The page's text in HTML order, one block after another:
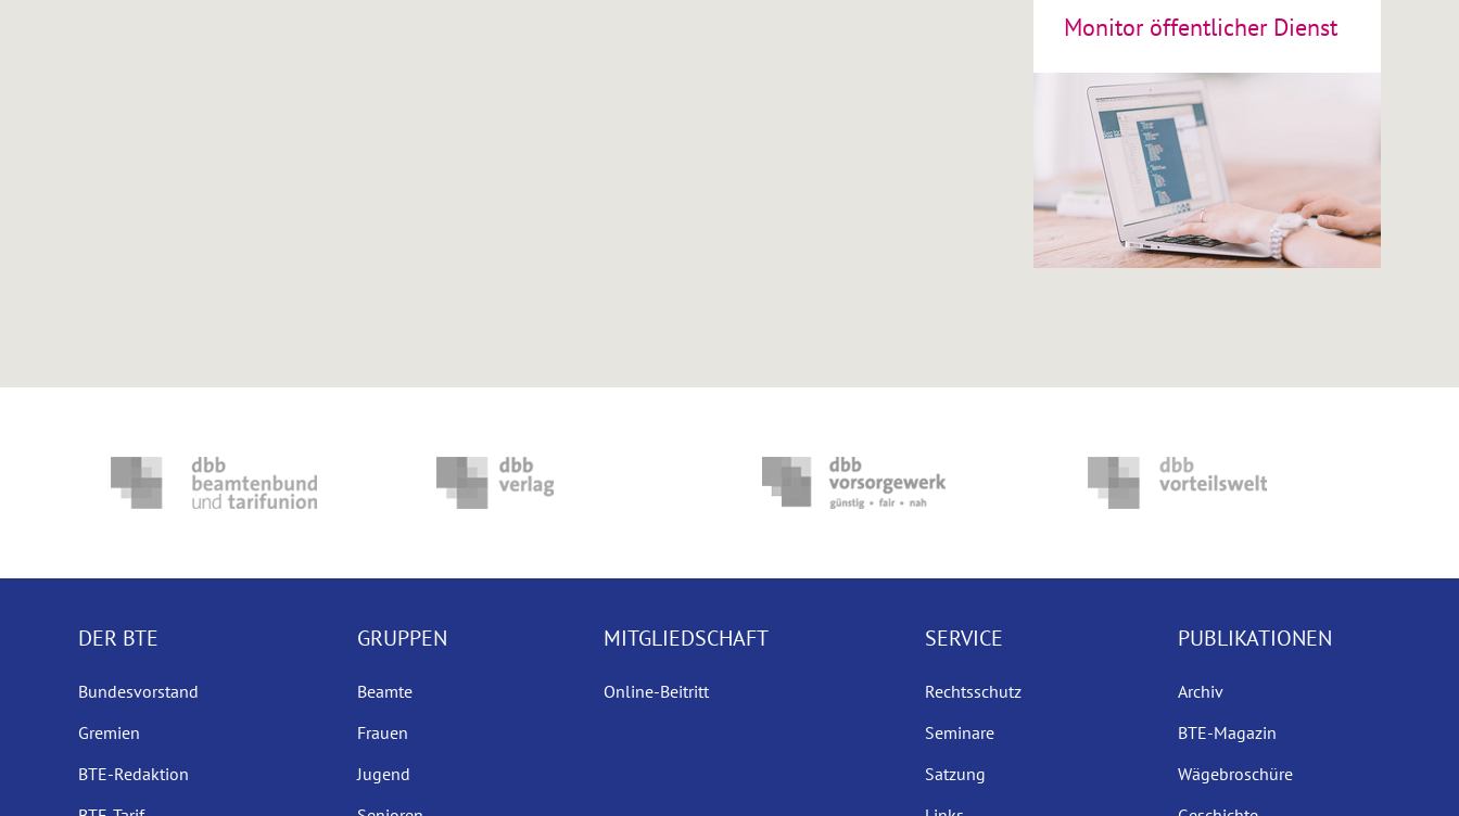
Monitor öffentlicher Dienst
DER BTE
Bundesvorstand
Gremien
BTE-Redaktion
GRUPPEN
Beamte
Frauen
Jugend
MITGLIEDSCHAFT
Online-Beitritt
SERVICE
Rechtsschutz
Seminare
Satzung
PUBLIKATIONEN
Archiv
BTE-Magazin
Wägebroschüre